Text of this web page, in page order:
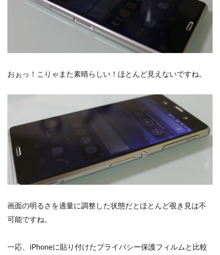
おぉっ！こりゃまた素晴らしい！ほとんど見えないですね。
画面の明るさを適量に調整した状態だとほとんど覗き見は不
可能ですね。
一応、iPhoneに貼り付けたプライバシー保護フィルムと比較